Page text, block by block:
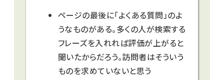
ページの最後に「よくある質問」のよ
うなものがある。多くの人が検索する
フレーズを入れれば評価が上がると
聞いたからだろう。訪問者はそういう
ものを求めていないと思う